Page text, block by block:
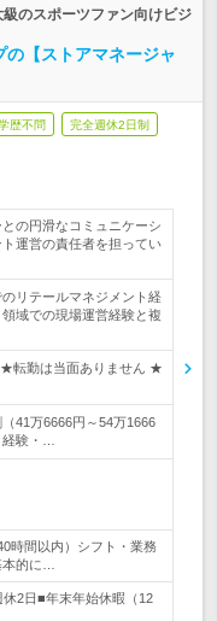
のスポーツファン向けビジ
【ストアマネージャ
歴不問 完全週休2日制
の円滑なコミュニケーシ
運営の責任者を担ってい
リテールマネジメント経
域での現場運営経験と複
★転勤は当面ありません ★
41万6666円～54万1666
験・…
時間以内）シフト・業務
的に…
2日■年末年始休暇（12